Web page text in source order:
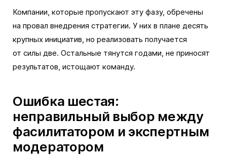
Компании, которые пропускают эту фазу, обречены
на провал внедрения стратегии. У них в плане десять
крупных инициатив, но реализовать получается
от силы две. Остальные тянутся годами, не приносят
результатов, истощают команду.
Ошибка шестая:
неправильный выбор между
фасилитатором и экспертным
модератором